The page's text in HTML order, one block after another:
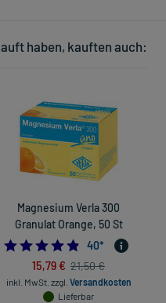
haben, kauften auch:
Magnesium Verla 300
Granulat Orange, 50 St
4.825
40*
15,79 € 21,50 €
inkl. MwSt. zzgl. Versandkosten
Lieferbar